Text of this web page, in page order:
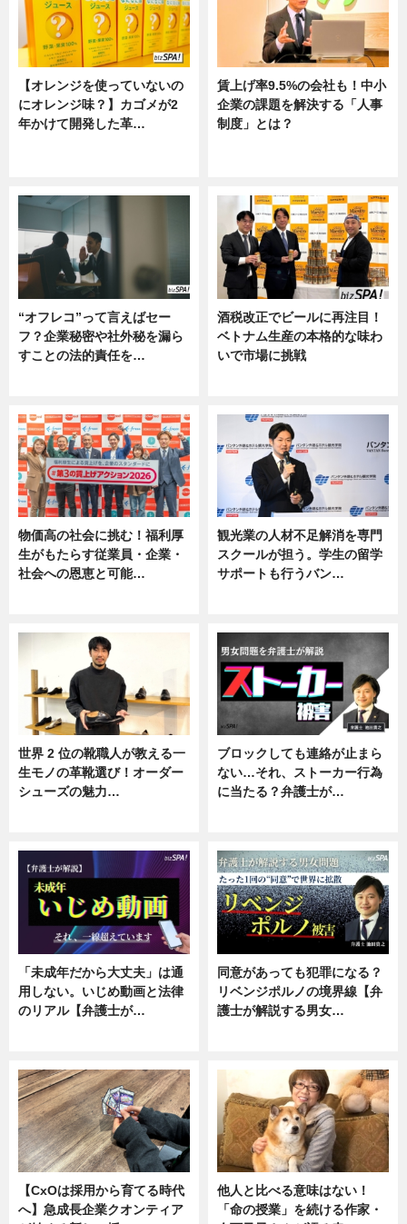
【オレンジを使っていないの
にオレンジ味？】カゴメが2
年かけて開発した革…
賃上げ率9.5%の会社も！中小
企業の課題を解決する「人事
制度」とは？
“オフレコ”って言えばセー
フ？企業秘密や社外秘を漏ら
すことの法的責任を…
酒税改正でビールに再注目！
ベトナム生産の本格的な味わ
いで市場に挑戦
物価高の社会に挑む！福利厚
生がもたらす従業員・企業・
社会への恩恵と可能…
観光業の人材不足解消を専門
スクールが担う。学生の留学
サポートも行うバン…
世界 2 位の靴職人が教える一
生モノの革靴選び！オーダー
シューズの魅力…
ブロックしても連絡が止まら
ない…それ、ストーカー行為
に当たる？弁護士が…
「未成年だから大丈夫」は通
用しない。いじめ動画と法律
のリアル【弁護士が…
同意があっても犯罪になる？
リベンジポルノの境界線【弁
護士が解説する男女…
【CxOは採用から育てる時代
へ】急成長企業クオンティア
他人と比べる意味はない！
「命の授業」を続ける作家・